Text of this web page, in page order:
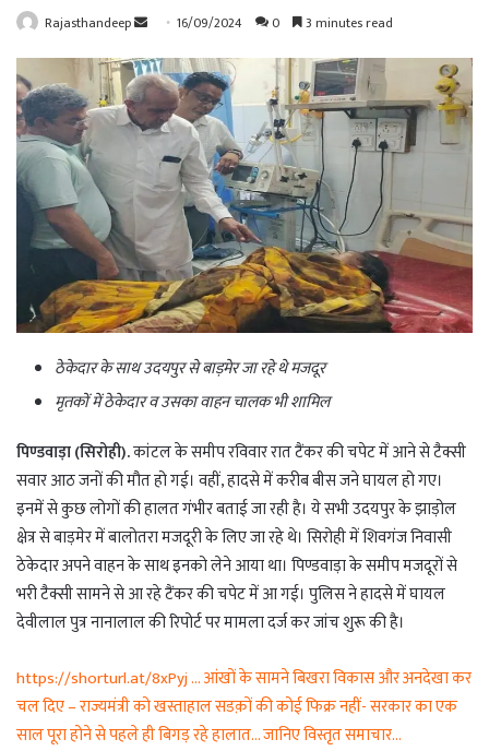
Rajasthandeep
Send
email
16/09/2024 0 3 minutes read
ठेकेदार के साथ उदयपुर से बाड़मेर जा रहे थे मजदूर
मृतकों में ठेकेदार व उसका वाहन चालक भी शामिल
पिण्डवाड़ा (सिरोही).कांटल के समीप रविवार रात टैंकर की चपेट में आने से टैक्सी
सवार आठ जनों की मौत हो गई। वहीं, हादसे में करीब बीस जने घायल हो गए।
इनमें से कुछ लोगों की हालत गंभीर बताई जा रही है। ये सभी उदयपुर के झाड़ोल
क्षेत्र से बाड़मेर में बालोतरा मजदूरी के लिए जा रहे थे। सिरोही में शिवगंज निवासी
ठेकेदार अपने वाहन के साथ इनको लेने आया था। पिण्डवाड़ा के समीप मजदूरों से
भरी टैक्सी सामने से आ रहे टैंकर की चपेट में आ गई। पुलिस ने हादसे में घायल
देवीलाल पुत्र नानालाल की रिपोर्ट पर मामला दर्ज कर जांच शुरू की है।
https://shorturl.at/8xPyj … आंखों के सामने बिखरा विकास और अनदेखा कर
चल दिए – राज्यमंत्री को खस्ताहाल सडक़ों की कोई फिक्र नहीं- सरकार का एक
साल पूरा होने से पहले ही बिगड़ रहे हालात… जानिए विस्तृत समाचार…